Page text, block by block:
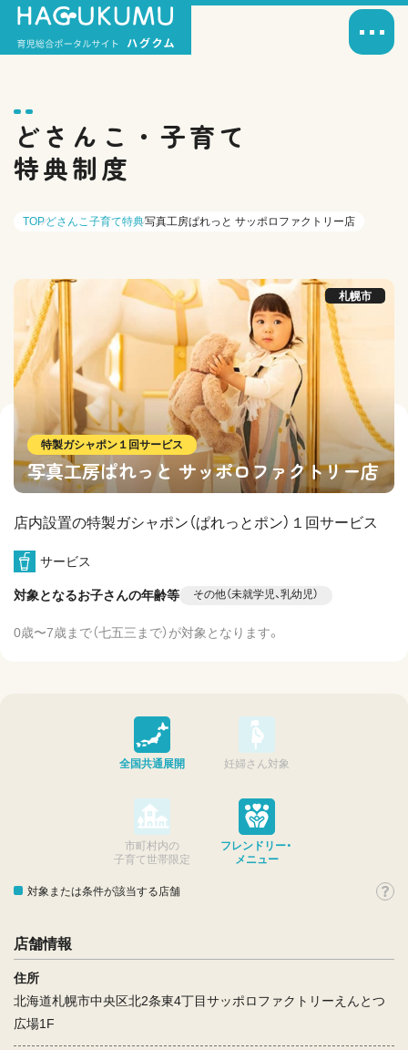
どさんこ・子育て
特典制度
TOPどさんこ子育て特典写真工房ぱれっと サッポロファクトリー店
札幌市
特製ガシャポン１回サービス
写真工房ぱれっと サッポロファクトリー店
店内設置の特製ガシャポン（ぱれっとポン）１回サービス
サービス
対象となるお子さんの年齢等 その他（未就学児、乳幼児）
0歳〜7歳まで（七五三まで）が対象となります。
全国共通展開 妊婦さん対象
市町村内の
子育て世帯限定
フレンドリー・
メニュー
対象または条件が該当する店舗
店舗情報
住所
北海道札幌市中央区北2条東4丁目サッポロファクトリーえんとつ
広場1F